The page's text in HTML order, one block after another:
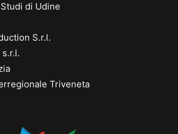
di Udine
S.r.l.
Triveneta